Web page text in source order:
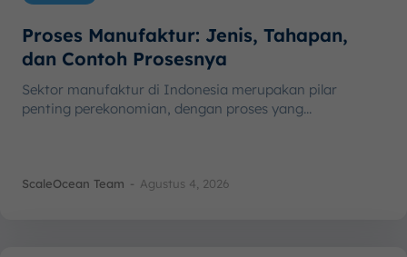
Proses Manufaktur: Jenis, Tahapan,
dan Contoh Prosesnya
Sektor manufaktur di Indonesia merupakan pilar
penting perekonomian, dengan proses yang...
ScaleOcean Team - Agustus 4, 2026